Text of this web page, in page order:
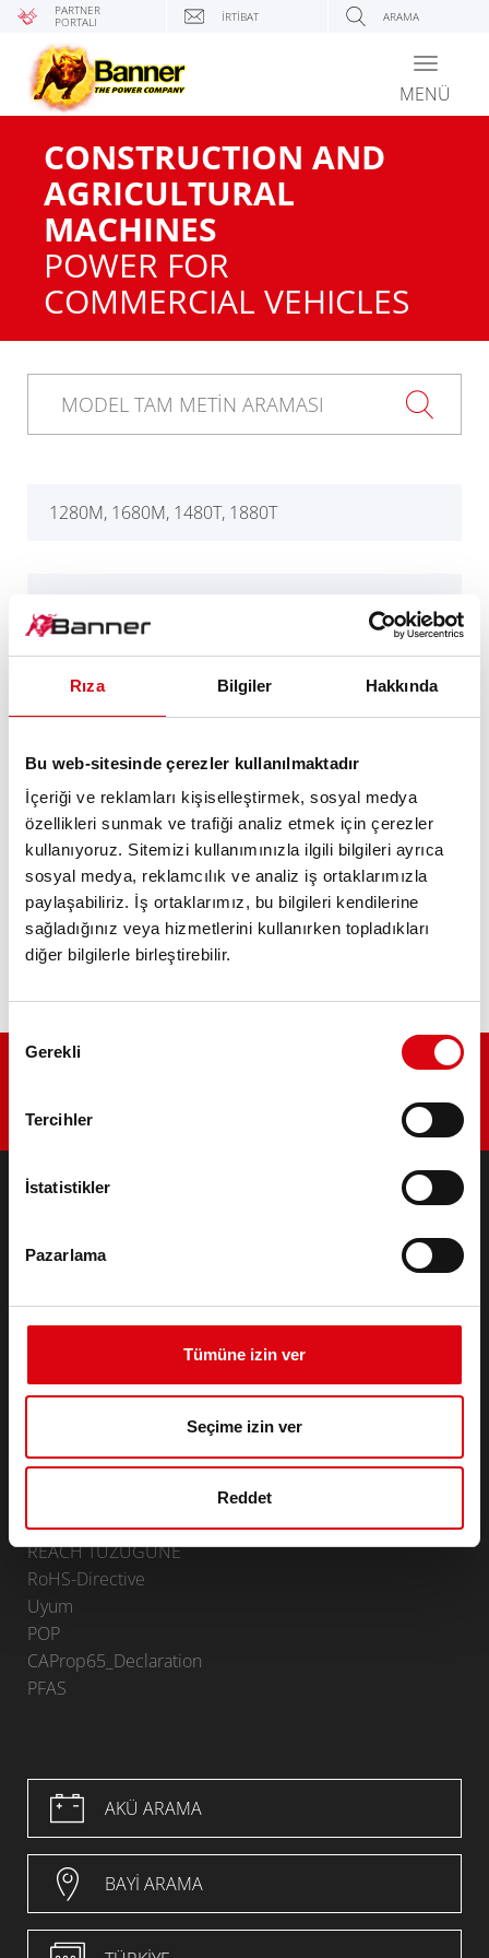
Rıza Bilgiler Hakkında
Bu web-sitesinde çerezler kullanılmaktadır
İçeriği ve reklamları kişiselleştirmek, sosyal medya
özellikleri sunmak ve trafiği analiz etmek için çerezler
kullanıyoruz. Sitemizi kullanımınızla ilgili bilgileri ayrıca
sosyal medya, reklamcılık ve analiz iş ortaklarımızla
paylaşabiliriz. İş ortaklarımız, bu bilgileri kendilerine
sağladığınız veya hizmetlerini kullanırken topladıkları
diğer bilgilerle birleştirebilir.
Onay
Seçimi
Gerekli
Tercihler
İstatistikler
Pazarlama
Tümüne izin ver
Seçime izin ver
Reddet
PARTNER
PORTALI İRTIBAT ARAMA
Toggle
MENÜ
CONSTRUCTION AND
AGRICULTURAL
MACHINES
POWER FOR
COMMERCIAL VEHICLES
1280M, 1680M, 1480T, 1880T
CM8-4, C8-4, C10-4
M213, T214, T221
UM352, UM353 CM
Marş & Elektrik Sistemi Aküleri
Endüstriyel & Standby Aküleri
Künye
Genel Hüküm ve Koşullar (GTC)
Veri Koruma Beyanı
REACH TÜZÜĞÜNE
RoHS-Directive
Uyum
POP
CAProp65_Declaration
PFAS
AKÜ ARAMA
BAYI ARAMA